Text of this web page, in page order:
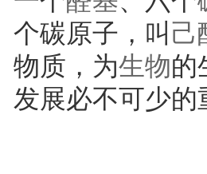
个碳原子，叫 己
物质，为生物的
发展必不可少